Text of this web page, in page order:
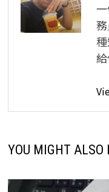
YOU MIGHT ALSO